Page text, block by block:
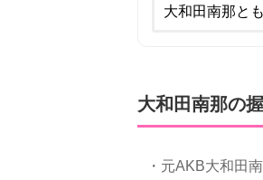
大和田南那と
大和田南那の
・元AKB大和田